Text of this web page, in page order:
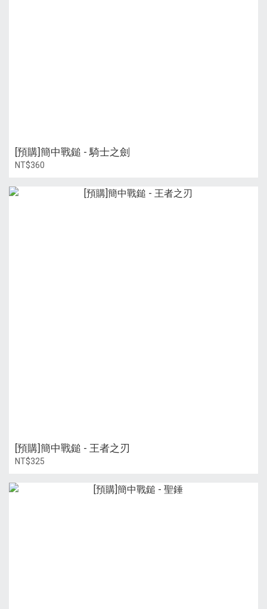
[預購]簡中戰鎚 - 騎士之劍
NT$360
[預購]簡中戰鎚 - 王者之刃
NT$325